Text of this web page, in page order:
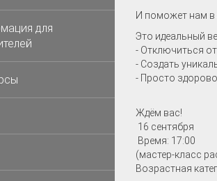
И поможет нам в
Это идеальный
- Отключиться
- Создать
- Просто
Ждём вас!
16 сентября
Время: 17:00
(мастер-класс
Возрастная
для